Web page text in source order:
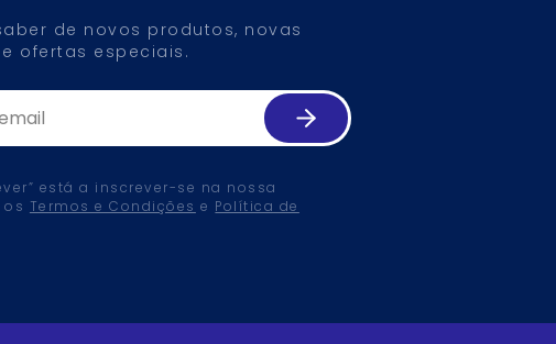
de novos produtos, novas
ofertas especiais.
está a inscrever-se na nossa
os Termos e Condições e Política de